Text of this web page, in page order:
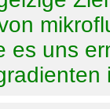
es uns